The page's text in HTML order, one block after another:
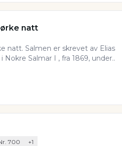
natt
natt. Salmen er skrevet av Elias
Nokre Salmar I , fra 1869, under..
700 +1